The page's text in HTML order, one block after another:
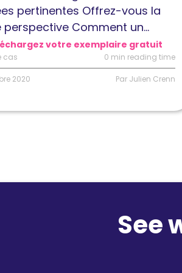
pertinentes Offrez-vous la
perspective Comment un...
votre exemplaire gratuit
cas 0 min reading time
2020 Par Julien Crenn
See